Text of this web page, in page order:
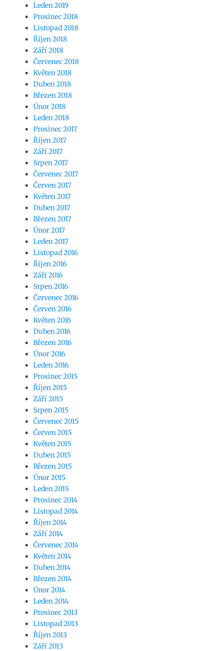
Leden 2019
Prosinec 2018
Listopad 2018
Říjen 2018
Září 2018
Červenec 2018
Květen 2018
Duben 2018
Březen 2018
Únor 2018
Leden 2018
Prosinec 2017
Říjen 2017
Září 2017
Srpen 2017
Červenec 2017
Červen 2017
Květen 2017
Duben 2017
Březen 2017
Únor 2017
Leden 2017
Listopad 2016
Říjen 2016
Září 2016
Srpen 2016
Červenec 2016
Červen 2016
Květen 2016
Duben 2016
Březen 2016
Únor 2016
Leden 2016
Prosinec 2015
Říjen 2015
Září 2015
Srpen 2015
Červenec 2015
Červen 2015
Květen 2015
Duben 2015
Březen 2015
Únor 2015
Leden 2015
Prosinec 2014
Listopad 2014
Říjen 2014
Září 2014
Červenec 2014
Květen 2014
Duben 2014
Březen 2014
Únor 2014
Leden 2014
Prosinec 2013
Listopad 2013
Říjen 2013
Září 2013